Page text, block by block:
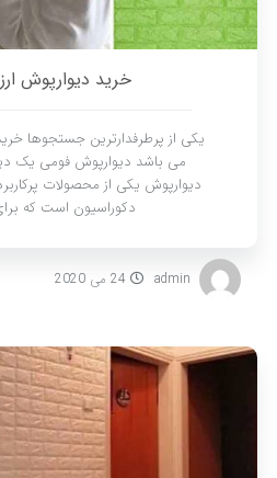
خرید دیوارپوش
یکی از پرطرفدارترین جستجوها
می باشد دیوارپوش فومی یک
دیوارپوش یکی از محصولات
دکوراسیون است که
admin 24 می 2020